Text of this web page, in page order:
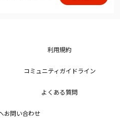
利用規約
コミュニティガイドライン
よくある質問
お問い合わせ